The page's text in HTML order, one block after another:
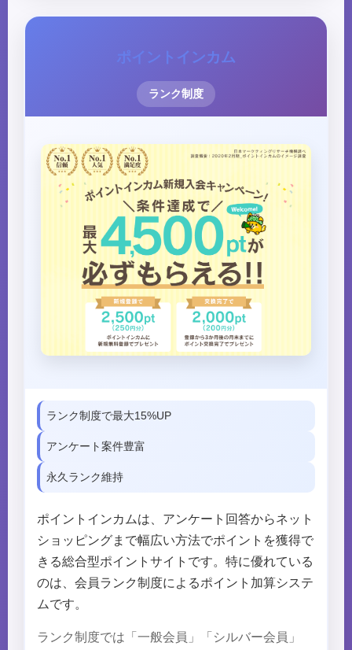
ポイントインカム
ランク制度
ランク制度で最大15%UP
アンケート案件豊富
永久ランク維持
ポイントインカムは、アンケート回答からネット
ショッピングまで幅広い方法でポイントを獲得で
きる総合型ポイントサイトです。特に優れている
のは、会員ランク制度によるポイント加算システ
ムです。
ランク制度では「一般会員」「シルバー会員」